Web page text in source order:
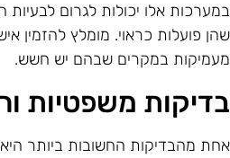
אלו יכולות לגרום לבעיות
פועלות כראוי. מומלץ להזמין
במקרים שבהם יש חשש.
משפטיות
מהבדיקות החשובות ביותר